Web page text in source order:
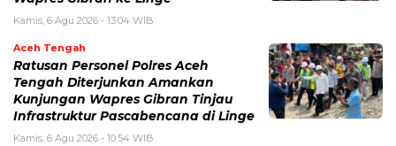
Kamis, 6 Agu 2026 - 13:04 WIB
Aceh Tengah
Ratusan Personel Polres Aceh
Tengah Diterjunkan Amankan
Kunjungan Wapres Gibran Tinjau
Infrastruktur Pascabencana di Linge
Kamis, 6 Agu 2026 - 10:54 WIB